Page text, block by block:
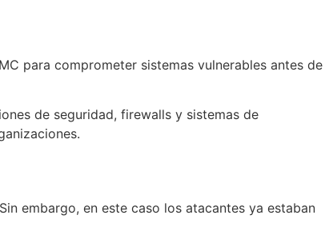
para comprometer sistemas vulnerables antes de
de seguridad, firewalls y sistemas de
embargo, en este caso los atacantes ya estaban